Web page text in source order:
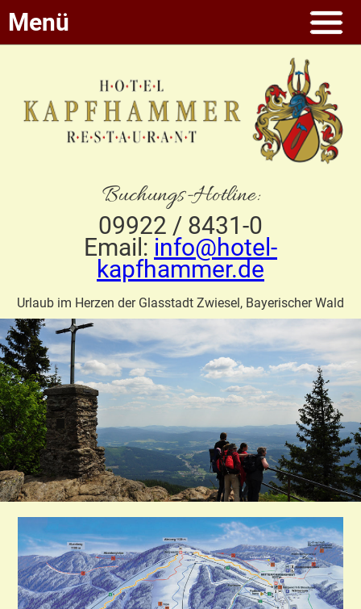
Buchungs-Hotline:
09922 / 8431-0
Email: info@hotel-
kapfhammer.de
Urlaub im Herzen der Glasstadt Zwiesel, Bayerischer Wald
Menü